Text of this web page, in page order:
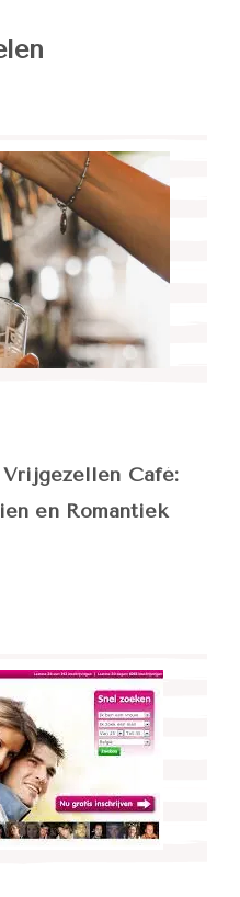
Café:
en Romantiek